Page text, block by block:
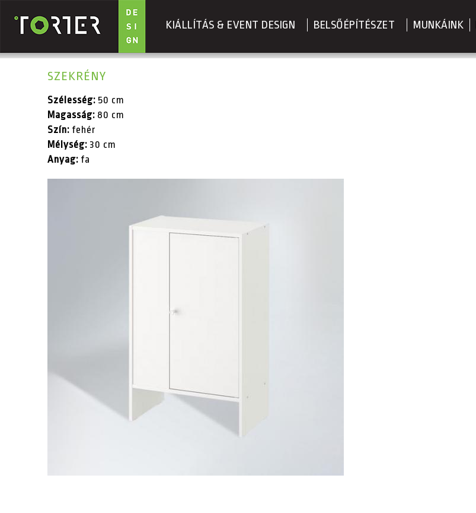
Ugrás a tartalomra
KIÁLLÍTÁS & EVENT DESIGN BELSŐÉPÍTÉSZET MUNKÁINK
SZEKRÉNY
Szélesség: 50 cm
Magasság: 80 cm
Szín: fehér
Mélység: 30 cm
Anyag: fa